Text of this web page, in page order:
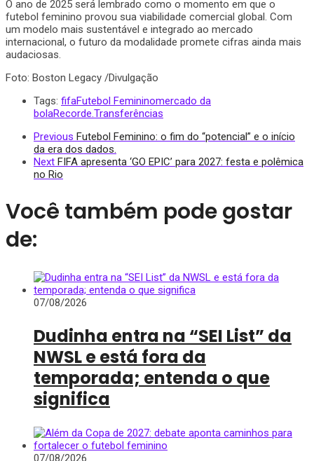
O ano de 2025 será lembrado como o momento em que o
futebol feminino provou sua viabilidade comercial global. Com
um modelo mais sustentável e integrado ao mercado
internacional, o futuro da modalidade promete cifras ainda mais
audaciosas.
Foto: Boston Legacy /Divulgação
Tags: fifaFutebol Femininomercado da
bolaRecorde. Transferências
Previous Futebol Feminino: o fim do “potencial” e o início
da era dos dados.
Next FIFA apresenta ‘GO EPIC’ para 2027: festa e polêmica
no Rio
Você também pode gostar
de:
07/08/2026
Dudinha entra na “SEI List” da
NWSL e está fora da
temporada; entenda o que
significa
07/08/2026